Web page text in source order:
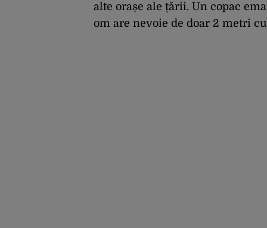
alte orașe ale țării. Un copac
om are nevoie de doar 2 metri